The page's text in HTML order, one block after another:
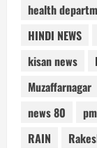
health
HINDI NEWS
kisan news
Muzaffarnagar
news 80
RAIN